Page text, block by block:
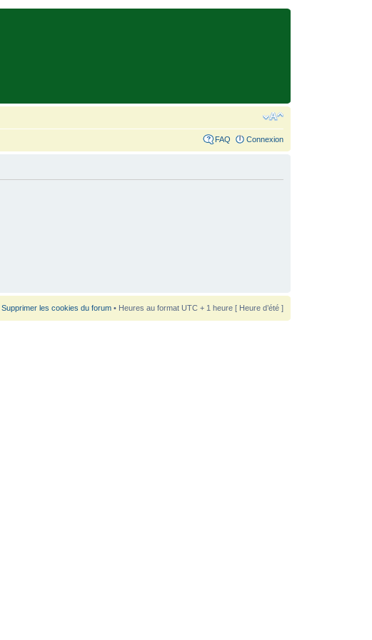
FAQ Connexion
Supprimer les cookies du forum• Heures au format UTC + 1 heure [ Heure d’été ]